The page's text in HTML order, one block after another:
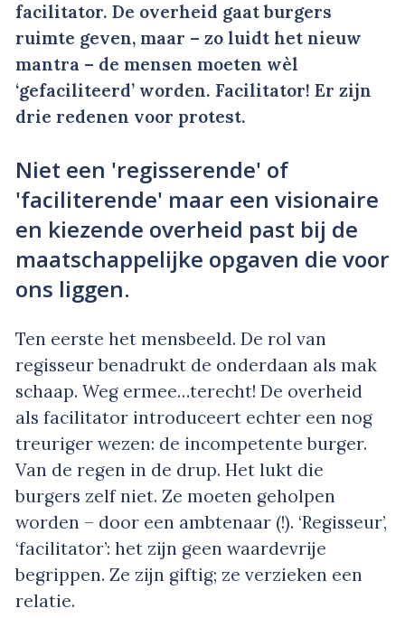
facilitator. De overheid gaat burgers
ruimte geven, maar – zo luidt het nieuw
mantra – de mensen moeten wèl
‘gefaciliteerd’ worden. Facilitator! Er zijn
drie redenen voor protest.
Niet een 'regisserende' of
'faciliterende' maar een visionaire
en kiezende overheid past bij de
maatschappelijke opgaven die voor
ons liggen.
Ten eerste het mensbeeld. De rol van
regisseur benadrukt de onderdaan als mak
schaap. Weg ermee…terecht! De overheid
als facilitator introduceert echter een nog
treuriger wezen: de incompetente burger.
Van de regen in de drup. Het lukt die
burgers zelf niet. Ze moeten geholpen
worden – door een ambtenaar (!). ‘Regisseur’,
‘facilitator’: het zijn geen waardevrije
begrippen. Ze zijn giftig; ze verzieken een
relatie.